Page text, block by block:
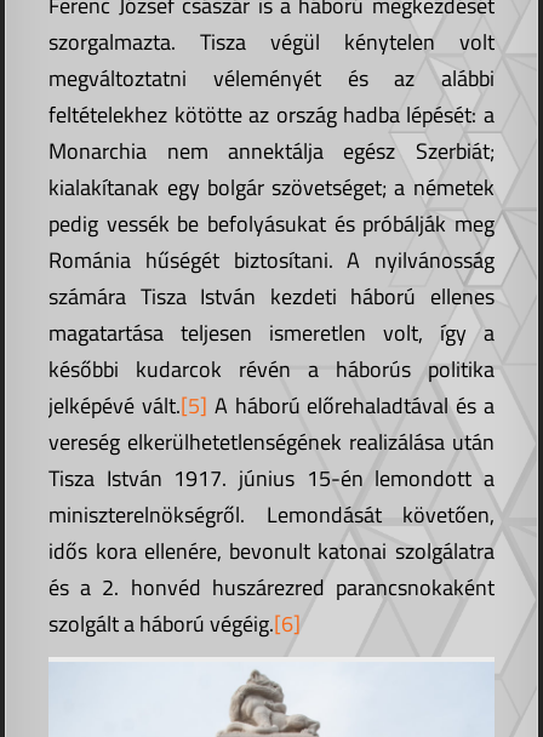
szorgalmazta. Tisza végül kénytelen volt
megváltoztatni véleményét és az alábbi
feltételekhez kötötte az ország hadba lépését: a
Monarchia nem annektálja egész Szerbiát;
kialakítanak egy bolgár szövetséget; a németek
pedig vessék be befolyásukat és próbálják meg
Románia hűségét biztosítani. A nyilvánosság
számára Tisza István kezdeti háború ellenes
magatartása teljesen ismeretlen volt, így a
későbbi kudarcok révén a háborús politika
jelképévé vált.[5] A háború előrehaladtával és a
vereség elkerülhetetlenségének realizálása után
Tisza István 1917. június 15-én lemondott a
miniszterelnökségről. Lemondását követően,
idős kora ellenére, bevonult katonai szolgálatra
és a 2. honvéd huszárezred parancsnokaként
szolgált a háború végéig.[6]